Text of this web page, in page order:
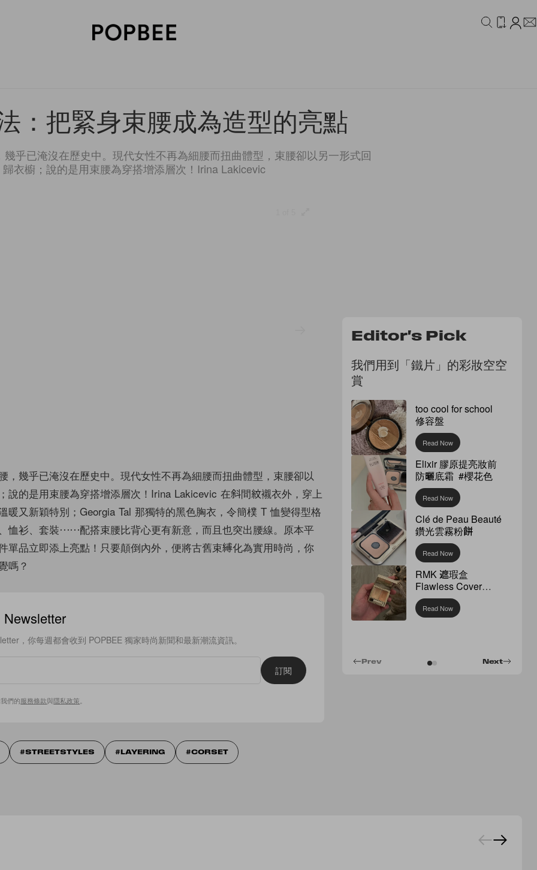
：把緊身束腰成為造型的亮點
乎已淹沒在歷史中。現代女性不再為細腰而扭曲體型，束腰卻以另一形式回
歸衣櫥；說的是用束腰為穿搭增添層次！Irina Lakicevic
，幾乎已淹沒在歷史中。現代女性不再為細腰而扭曲體型，束腰卻以
說的是用束腰為穿搭增添層次！Irina Lakicevic 在斜間紋襯衣外，穿上
暖又新穎特別；Georgia Tal 那獨特的黑色胸衣，令簡樸 T 恤變得型格
恤衫、套裝⋯⋯配搭束腰比背心更有新意，而且也突出腰線。原本平
單品立即添上亮點！只要顛倒內外，便將古舊束縛化為實用時尚，你
嗎？
，你每週都會收到 POPBEE 獨家時尚新聞和最新潮流資訊。
訂閱
們的服務條款與隱私政策
STREETSTYLES LAYERING CORSET
Editor's Pick
我們用到「鐵片」的彩妝空空
賞
too cool for school
修容盤
Read Now
Elixir 膠原提亮妝前
防曬底霜 #櫻花色
Read Now
Clé de Peau Beauté
鑽光雲霧粉餅
Read Now
RMK 遮瑕盒
Flawless Cover
Concealer
Read Now
Next
Prev